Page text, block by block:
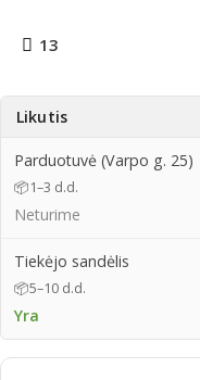
13
Likutis
Parduotuvė (Varpo g. 25)
📦1–3 d.d.
Neturime
Tiekėjo sandėlis
📦5–10 d.d.
Yra